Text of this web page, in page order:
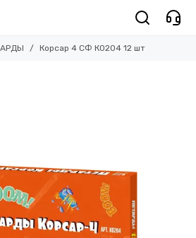
Корсар 4 СФ К0204 12 шт